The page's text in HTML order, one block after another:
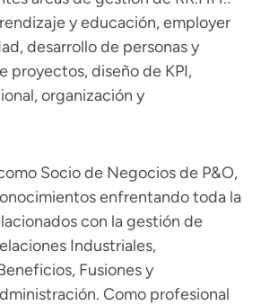
y educación, employer
desarrollo de personas y
proyectos, diseño de KPI,
organización y
Socio de Negocios de P&O,
enfrentando toda la
con la gestión de
Industriales,
Fusiones y
Como profesional